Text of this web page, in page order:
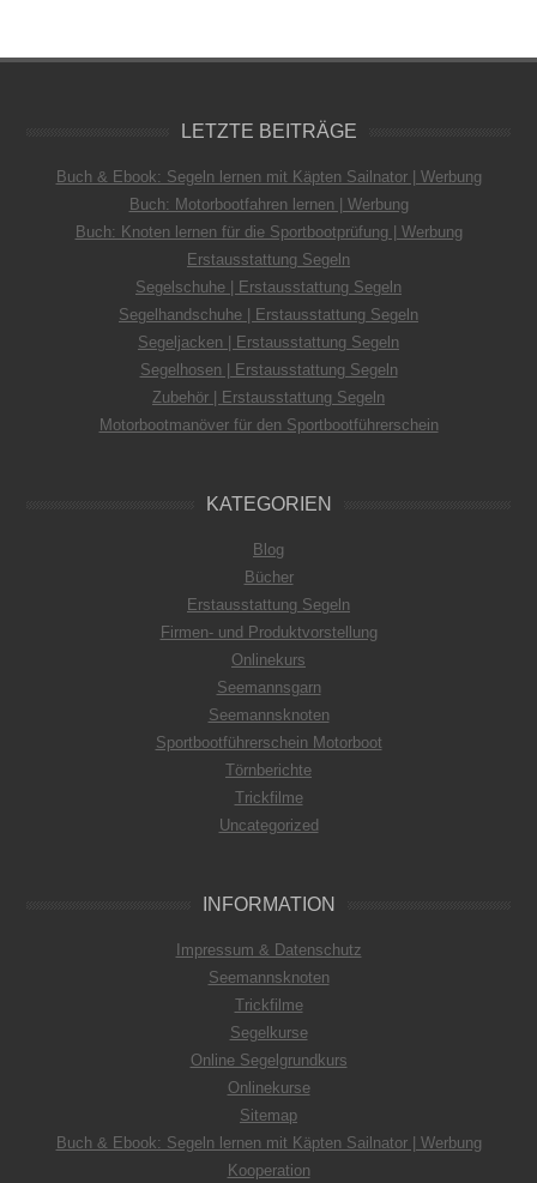
LETZTE BEITRÄGE
Buch & Ebook: Segeln lernen mit Käpten Sailnator | Werbung
Buch: Motorbootfahren lernen | Werbung
Buch: Knoten lernen für die Sportbootprüfung | Werbung
Erstausstattung Segeln
Segelschuhe | Erstausstattung Segeln
Segelhandschuhe | Erstausstattung Segeln
Segeljacken | Erstausstattung Segeln
Segelhosen | Erstausstattung Segeln
Zubehör | Erstausstattung Segeln
Motorbootmanöver für den Sportbootführerschein
KATEGORIEN
Blog
Bücher
Erstausstattung Segeln
Firmen- und Produktvorstellung
Onlinekurs
Seemannsgarn
Seemannsknoten
Sportbootführerschein Motorboot
Törnberichte
Trickfilme
Uncategorized
INFORMATION
Impressum & Datenschutz
Seemannsknoten
Trickfilme
Segelkurse
Online Segelgrundkurs
Onlinekurse
Sitemap
Buch & Ebook: Segeln lernen mit Käpten Sailnator | Werbung
Kooperation